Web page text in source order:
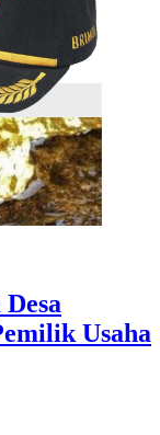
Usaha